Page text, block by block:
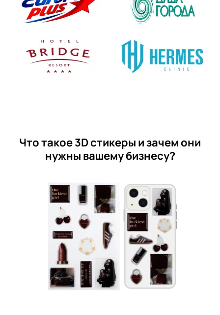
Что такое 3D стикеры и зачем они
нужны вашему бизнесу?